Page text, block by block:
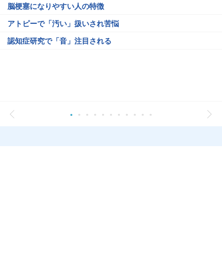
脳梗塞になりやすい人の特徴
アトピーで「汚い」扱いされ苦悩
認知症研究で「音」注目される